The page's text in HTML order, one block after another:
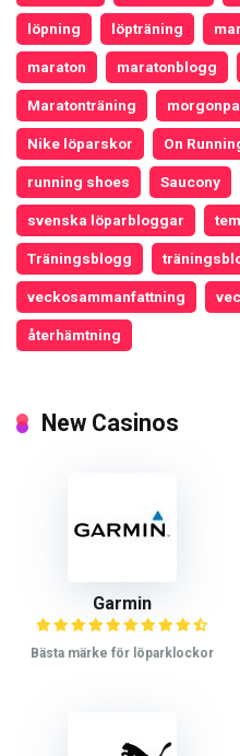
löpning löpträning
maraton maratonblogg
Maratonträning
Nike löparskor On
running shoes Saucony
svenska löparbloggar
Träningsblogg
veckosammanfattning
återhämtning
New Casinos
Garmin
Bästa märke för löparklockor